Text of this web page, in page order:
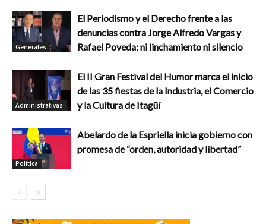
Generales
El Periodismo y el Derecho frente a las
denuncias contra Jorge Alfredo Vargas y
Rafael Poveda: ni linchamiento ni silencio
Administrativas
El II Gran Festival del Humor marca el inicio
de las 35 fiestas de la Industria, el Comercio
y la Cultura de Itagüí
Política
Abelardo de la Espriella inicia gobierno con
promesa de “orden, autoridad y libertad”